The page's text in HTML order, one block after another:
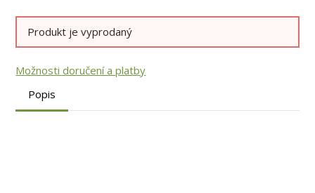
Produkt je vyprodaný
Možnosti doručení a platby
Popis